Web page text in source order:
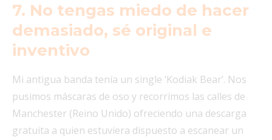
7. No tengas miedo de hacer
demasiado, sé original e
inventivo
Mi antigua banda tenía un single ‘Kodiak Bear’. Nos
pusimos máscaras de oso y recorrimos las calles de
Manchester (Reino Unido) ofreciendo una descarga
gratuita a quien estuviera dispuesto a escanear un